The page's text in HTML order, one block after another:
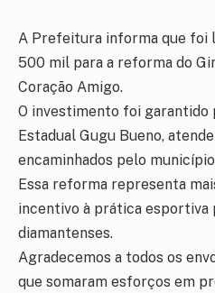
A Prefeitura informa que foi
500 mil para a reforma do
Coração Amigo.
O investimento foi garantido
Estadual Gugu Bueno,
encaminhados pelo
Essa reforma representa
incentivo à prática esportiva
diamantenses.
Agradecemos a todos os
que somaram esforços em